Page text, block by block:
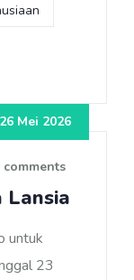
26 Mei 2026
comments
Lansia
untuk
23